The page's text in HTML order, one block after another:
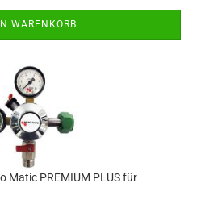
WARENKORB
Matic PREMIUM PLUS für